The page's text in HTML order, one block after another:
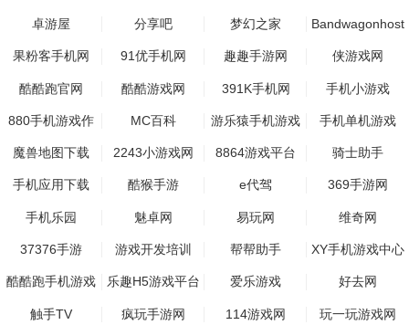
卓游屋 分享吧 梦幻之家 Bandwagonhost
中文网
果粉客手机网 91优手机网 趣趣手游网 侠游戏网
酷酷跑官网 酷酷游戏网 391K手机网 手机小游戏
880手机游戏作 MC百科 游乐猿手机游戏 手机单机游戏
魔兽地图下载 2243小游戏网 8864游戏平台 骑士助手
手机应用下载 酷猴手游 e代驾 369手游网
手机乐园 魅卓网 易玩网 维奇网
37376手游 游戏开发培训 帮帮助手 XY手机游戏中心
酷酷跑手机游戏 乐趣H5游戏平台 爱乐游戏 好去网
触手TV 疯玩手游网 114游戏网 玩一玩游戏网